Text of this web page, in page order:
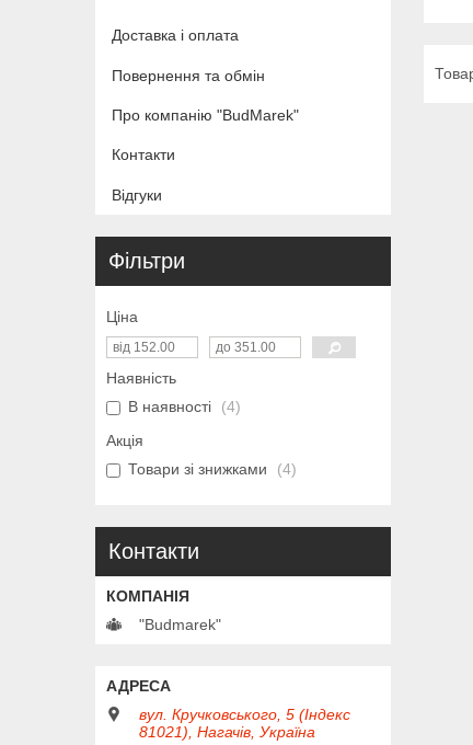
Доставка і оплата
Повернення та обмін
Про компанію "BudMarek"
Контакти
Відгуки
Фільтри
Ціна
Наявність
В наявності
4
Акція
Товари зі знижками
4
Контакти
"Budmarek"
вул. Кручковського, 5 (Індекс
81021), Нагачів, Україна